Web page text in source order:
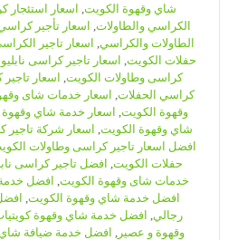
شاي وقهوة الكويت
اسعار استئجار
الكراسي والطاولات
اسعار تأجير
الطاولات والكراسي
اسعار تاجير
حفلات الكويت
اسعار تاجير كراسى
كراسى وطاولات الكويت
اسعار
كراسي الحفلات
اسعار خدمات شاى
وقهوة الكويت
اسعار خدمة شاي وقهوة
شاي وقهوة الكويت
اسعار شركة
افضل اسعار تاجير كراسى وطاولات
حفلات الكويت
افضل تاجير كراسى
خدمات شاى وقهوة الكويت
افضل
افضل خدمة شاي وقهوة الكويت
رجالي
افضل خدمة شاي وقهوة
وقهوة و عصير
افضل خدمة ضيافة